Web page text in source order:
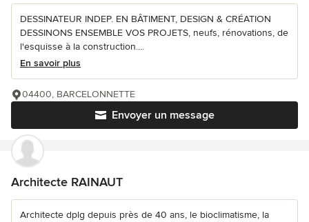
DESSINATEUR INDEP. EN BÂTIMENT, DESIGN & CRÉATION
DESSINONS ENSEMBLE VOS PROJETS, neufs, rénovations, de
l'esquisse à la construction....
En savoir plus
Envoyer un message
04400, BARCELONNETTE
Architecte RAINAUT
Architecte dplg depuis près de 40 ans, le bioclimatisme, la